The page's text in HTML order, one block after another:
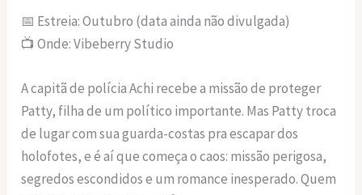
📅 Estreia: Outubro (data ainda não divulgada)
📺 Onde: Vibeberry Studio
A capitã de polícia Achi recebe a missão de proteger
Patty, filha de um político importante. Mas Patty troca
de lugar com sua guarda-costas pra escapar dos
holofotes, e é aí que começa o caos: missão perigosa,
segredos escondidos e um romance inesperado. Quem